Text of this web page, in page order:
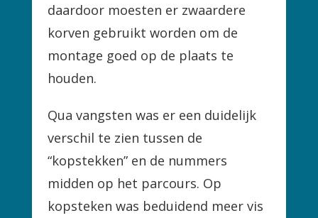
daardoor moesten er zwaardere
korven gebruikt worden om de
montage goed op de plaats te
houden.
Qua vangsten was er een duidelijk
verschil te zien tussen de
“kopstekken” en de nummers
midden op het parcours. Op
kopsteken was beduidend meer vis